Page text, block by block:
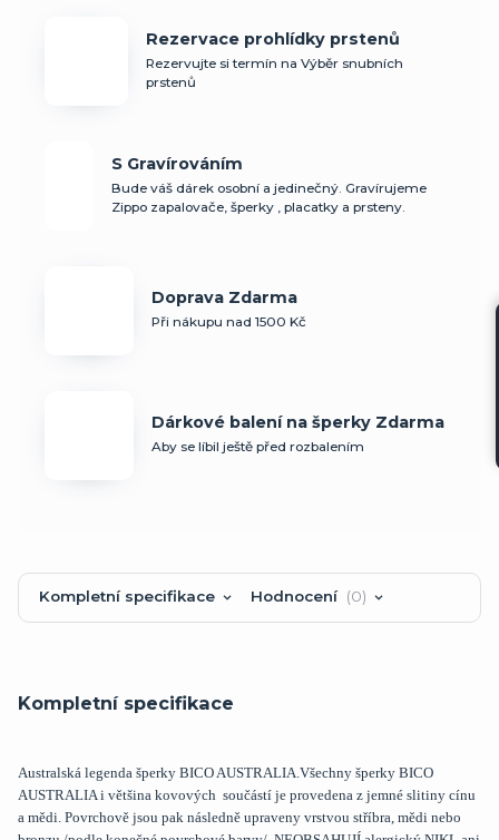
Rezervace prohlídky prstenů
Rezervujte si termín na Výběr snubních
prstenů
S Gravírováním
Bude váš dárek osobní a jedinečný. Gravírujeme
Zippo zapalovače, šperky , placatky a prsteny.
Doprava Zdarma
Při nákupu nad 1500 Kč
Dárkové balení na šperky Zdarma
Aby se líbil ještě před rozbalením
Kompletní specifikace Hodnocení 0
Kompletní specifikace
Australská legenda šperky BICO AUSTRALIA.Všechny šperky BICO
AUSTRALIA i většina kovových součástí je provedena z jemné slitiny cínu
a mědi. Povrchově jsou pak následně upraveny vrstvou stříbra, mědi nebo